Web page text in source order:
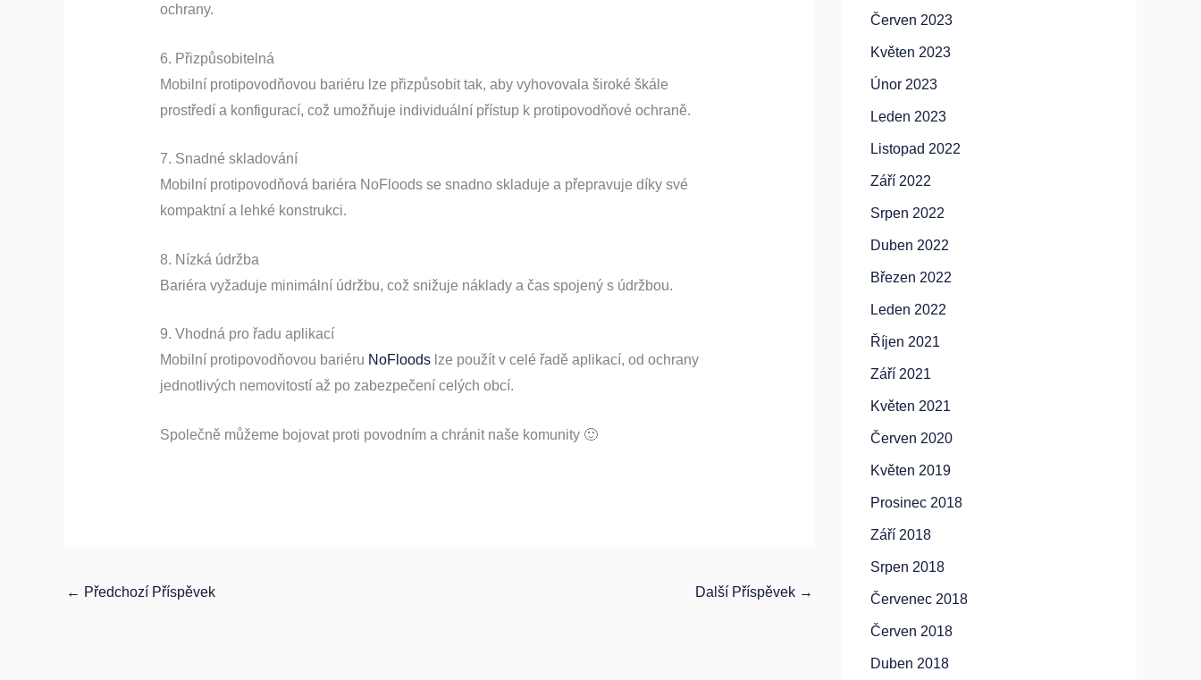
ochrany.
6. Přizpůsobitelná
Mobilní protipovodňovou bariéru lze přizpůsobit tak, aby vyhovovala široké škále
prostředí a konfigurací, což umožňuje individuální přístup k protipovodňové ochraně.
7. Snadné skladování
Mobilní protipovodňová bariéra NoFloods se snadno skladuje a přepravuje díky své
kompaktní a lehké konstrukci.
8. Nízká údržba
Bariéra vyžaduje minimální údržbu, což snižuje náklady a čas spojený s údržbou.
9. Vhodná pro řadu aplikací
Mobilní protipovodňovou bariéru NoFloodslze použít v celé řadě aplikací, od ochrany
jednotlivých nemovitostí až po zabezpečení celých obcí.
Společně můžeme bojovat proti povodním a chránit naše komunity 🙂
← Předchozí Příspěvek Další Příspěvek →
Červen 2023
Květen 2023
Únor 2023
Leden 2023
Listopad 2022
Září 2022
Srpen 2022
Duben 2022
Březen 2022
Leden 2022
Říjen 2021
Září 2021
Květen 2021
Červen 2020
Květen 2019
Prosinec 2018
Září 2018
Srpen 2018
Červenec 2018
Červen 2018
Duben 2018